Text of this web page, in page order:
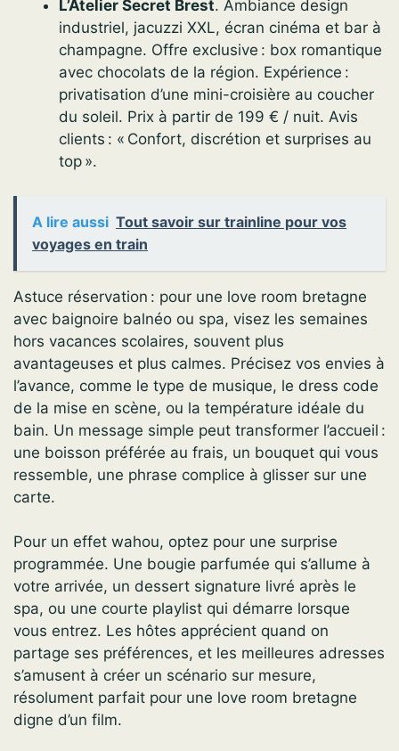
L’Atelier Secret Brest. Ambiance design
industriel, jacuzzi XXL, écran cinéma et bar à
champagne. Offre exclusive : box romantique
avec chocolats de la région. Expérience :
privatisation d’une mini-croisière au coucher
du soleil. Prix à partir de 199 € / nuit. Avis
clients : « Confort, discrétion et surprises au
top ».
A lire aussi Tout savoir sur trainline pour vos
voyages en train
Astuce réservation : pour une love room bretagne
avec baignoire balnéo ou spa, visez les semaines
hors vacances scolaires, souvent plus
avantageuses et plus calmes. Précisez vos envies à
l’avance, comme le type de musique, le dress code
de la mise en scène, ou la température idéale du
bain. Un message simple peut transformer l’accueil :
une boisson préférée au frais, un bouquet qui vous
ressemble, une phrase complice à glisser sur une
carte.
Pour un effet wahou, optez pour une surprise
programmée. Une bougie parfumée qui s’allume à
votre arrivée, un dessert signature livré après le
spa, ou une courte playlist qui démarre lorsque
vous entrez. Les hôtes apprécient quand on
partage ses préférences, et les meilleures adresses
s’amusent à créer un scénario sur mesure,
résolument parfait pour une love room bretagne
digne d’un film.